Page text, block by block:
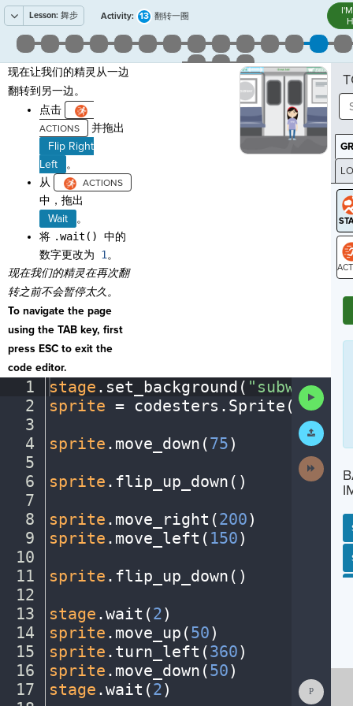
Lesson: 舞步 Activity: 13 翻转一圈
现在让我们的精灵从一边
翻转到另一边。
点击
并拖出
Flip Right
Left
。
从
中，拖出
Wait
。
将 .wait() 中的
数字更改为 1 。
现在我们的精灵在再次翻
转之前不会暂停太久。
To navigate the page
using the TAB key, first
press ESC to exit the
code editor.
1
2
3
4
5
6
7
8
9
10
11
12
13
14
15
16
17
stage . set_background( "subway"
sprite = codesters . Sprite(
sprite . move_down(75)
sprite . flip_up_down()
sprite . move_right(200)
sprite . move_left( 150)
sprite . flip_up_down()
stage .wait(2)
sprite . move_up(50)
sprite . turn_left(360)
sprite . move_down(50)
stage .wait(2)
Code
Work
Activity